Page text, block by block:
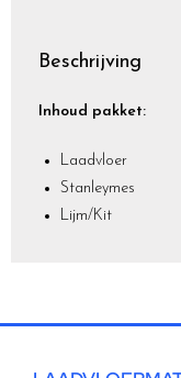
Beschrijving
Inhoud pakket:
Laadvloer
Stanleymes
Lijm/Kit